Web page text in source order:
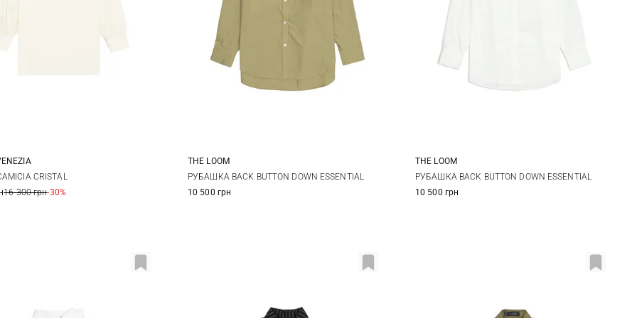
38
CRISTAL
16 300 грн-30%
S M
THE LOOM
РУБАШКА BACK BUTTON DOWN ESSENTIAL
10 500 грн
S M L
THE LOOM
РУБАШКА BACK BUTTON DOWN ESSENTIAL
10 500 грн